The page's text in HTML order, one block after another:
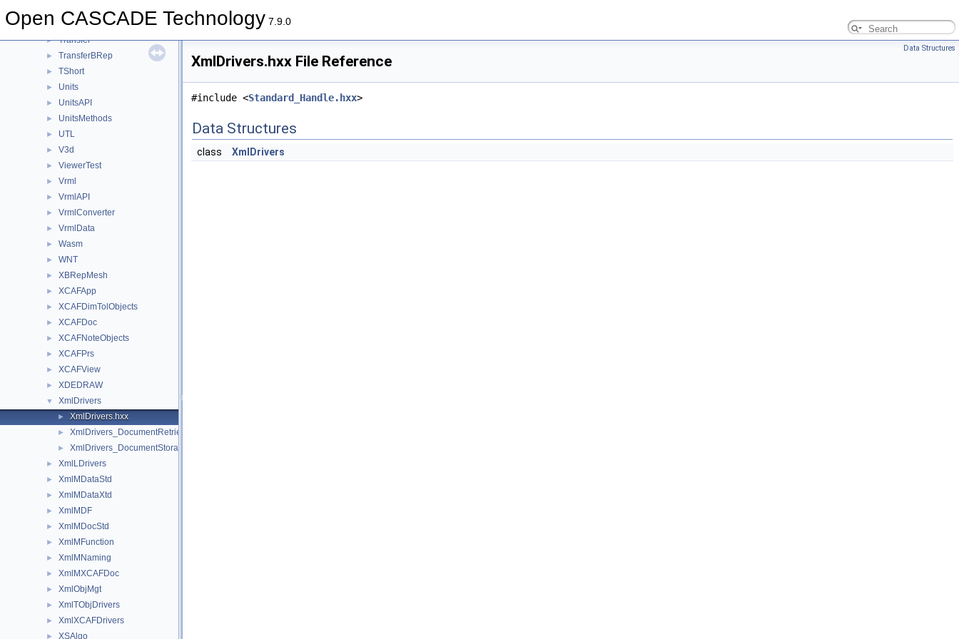
Open CASCADE Technology 7.9.0
► TPrsStd
► Transfer
► TransferBRep
► TShort
► Units
► UnitsAPI
► UnitsMethods
► UTL
► V3d
► ViewerTest
► Vrml
► VrmlAPI
► VrmlConverter
► VrmlData
► Wasm
► WNT
► XBRepMesh
► XCAFApp
► XCAFDimTolObjects
► XCAFDoc
► XCAFNoteObjects
► XCAFPrs
► XCAFView
► XDEDRAW
▼ XmlDrivers
► XmlDrivers.hxx
► XmlDrivers_DocumentRetrievalDriver.hxx
► XmlDrivers_DocumentStorageDriver.hxx
► XmlLDrivers
► XmlMDataStd
► XmlMDataXtd
► XmlMDF
► XmlMDocStd
► XmlMFunction
► XmlMNaming
► XmlMXCAFDoc
► XmlObjMgt
► XmlTObjDrivers
► XmlXCAFDrivers
► XSAlgo
Data Structures
XmlDrivers.hxx File Reference
#include <Standard_Handle.hxx>
Data Structures
class XmlDrivers